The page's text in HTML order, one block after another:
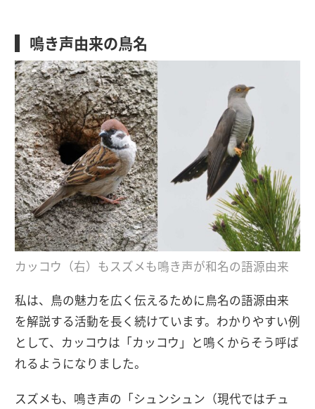
鳴き声由来の鳥名
カッコウ（右）もスズメも鳴き声が和名の語源由来
私は、鳥の魅力を広く伝えるために鳥名の語源由来
を解説する活動を長く続けています。わかりやすい例
として、カッコウは「カッコウ」と鳴くからそう呼ば
れるようになりました。
スズメも、鳴き声の「シュンシュン（現代ではチュ